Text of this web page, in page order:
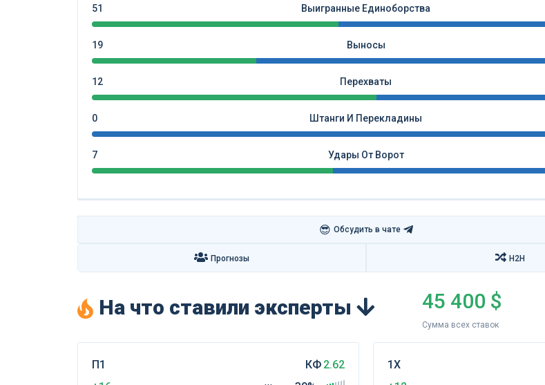
51 Выигранные Единоборства
19 Выносы
12 Перехваты
0 Штанги И Перекладины
7 Удары От Ворот
😎 Обсудить в чате
Прогнозы H2H
На что ставили эксперты 45 400 $
Сумма всех ставок
П1
КФ 2.62
1Х